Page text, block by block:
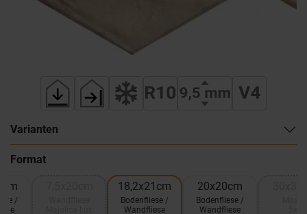
Varianten
Format
/
18,2x21cm
Bodenfliese /
Wandfliese
20x20cm
Bodenfliese /
Wandfliese